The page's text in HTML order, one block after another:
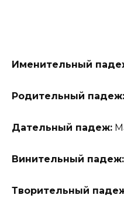
Именительный
Родительный падеж:
Дательный падеж:
Винительный падеж:
Творительный